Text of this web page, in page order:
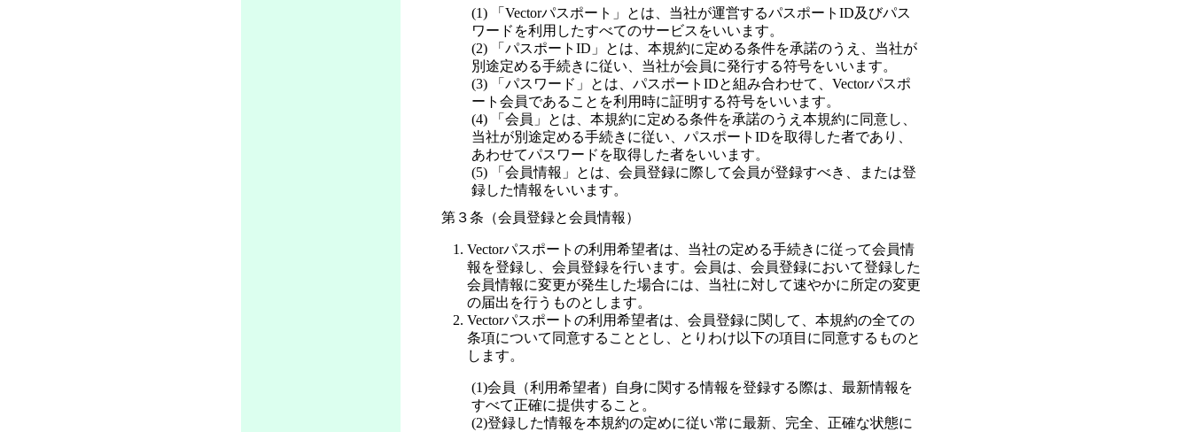
(1) 「Vectorパスポート」とは、当社が運営するパスポートID及びパス
ワードを利用したすべてのサービスをいいます。
(2) 「パスポートID」とは、本規約に定める条件を承諾のうえ、当社が
別途定める手続きに従い、当社が会員に発行する符号をいいます。
(3) 「パスワード」とは、パスポートIDと組み合わせて、Vectorパスポ
ート会員であることを利用時に証明する符号をいいます。
(4) 「会員」とは、本規約に定める条件を承諾のうえ本規約に同意し、
当社が別途定める手続きに従い、パスポートIDを取得した者であり、
あわせてパスワードを取得した者をいいます。
(5) 「会員情報」とは、会員登録に際して会員が登録すべき、または登
録した情報をいいます。
第３条（会員登録と会員情報）
Vectorパスポートの利用希望者は、当社の定める手続きに従って会員情
報を登録し、会員登録を行います。会員は、会員登録において登録した
会員情報に変更が発生した場合には、当社に対して速やかに所定の変更
の届出を行うものとします。
Vectorパスポートの利用希望者は、会員登録に関して、本規約の全ての
条項について同意することとし、とりわけ以下の項目に同意するものと
します。
(1)会員（利用希望者）自身に関する情報を登録する際は、最新情報を
すべて正確に提供すること。
(2)登録した情報を本規約の定めに従い常に最新、完全、正確な状態に